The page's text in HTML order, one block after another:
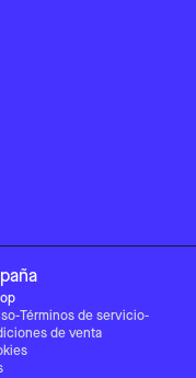
-Términos de servicio-
de venta